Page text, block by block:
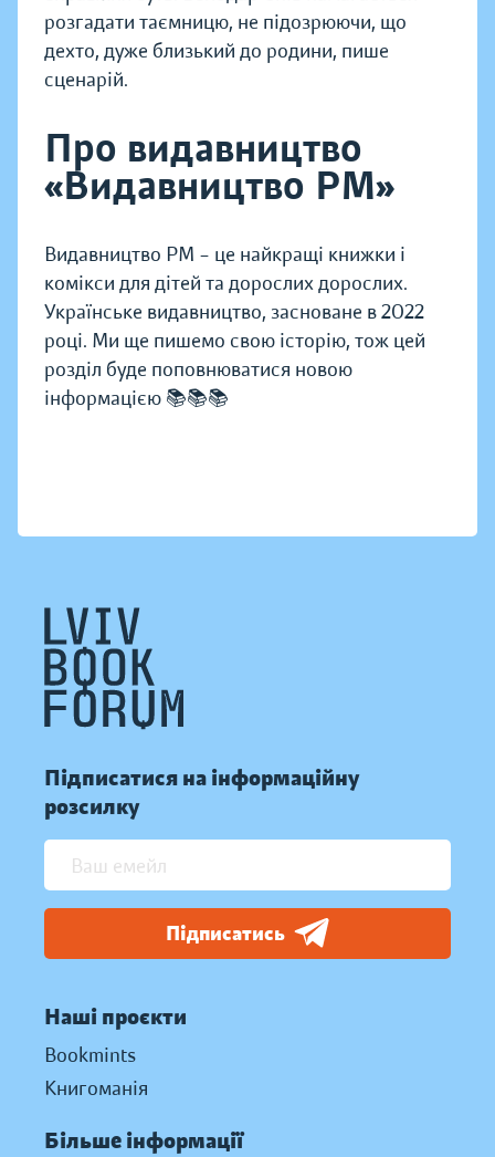
розгадати таємницю, не підозрюючи, що
дехто, дуже близький до родини, пише
сценарій.
Про видавництво
«Видавництво РМ»
Видавництво РМ – це найкращі книжки і
комікси для дітей та дорослих дорослих.
Українське видавництво, засноване в 2022
році. Ми ще пишемо свою історію, тож цей
розділ буде поповнюватися новою
інформацією 📚📚📚
Підписатися на інформаційну
розсилку
Підписатись
Наші проєкти
Bookmints
Книгоманія
Більше інформації